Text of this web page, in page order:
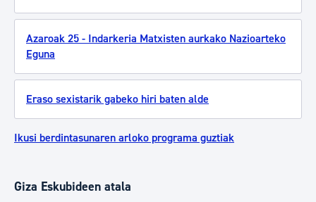
Azaroak 25 - Indarkeria Matxisten aurkako Nazioarteko
Eguna
Eraso sexistarik gabeko hiri baten alde
Ikusi berdintasunaren arloko programa guztiak
Giza Eskubideen atala